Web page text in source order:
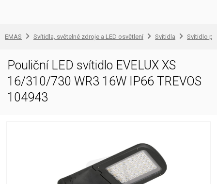
EMAS Svítidla, světelné zdroje a LED osvětlení Svítidla Svítidlo
Pouliční LED svítidlo EVELUX XS
16/310/730 WR3 16W IP66 TREVOS
104943